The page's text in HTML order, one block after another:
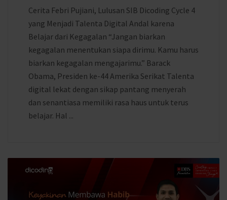
Cerita Febri Pujiani, Lulusan SIB Dicoding Cycle 4
yang Menjadi Talenta Digital Andal karena
Belajar dari Kegagalan “Jangan biarkan
kegagalan menentukan siapa dirimu. Kamu harus
biarkan kegagalan mengajarimu.” Barack
Obama, Presiden ke-44 Amerika Serikat Talenta
digital lekat dengan sikap pantang menyerah
dan senantiasa memiliki rasa haus untuk terus
belajar. Hal ...